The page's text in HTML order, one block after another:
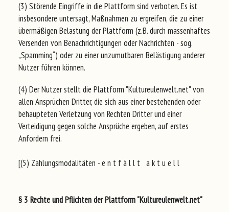
(3) Störende Eingriffe in die Plattform sind verboten. Es ist
insbesondere untersagt, Maßnahmen zu ergreifen, die zu einer
übermäßigen Belastung der Plattform (z.B. durch massenhaftes
Versenden von Benachrichtigungen oder Nachrichten - sog.
„Spamming“) oder zu einer unzumutbaren Belästigung anderer
Nutzer führen können.
(4) Der Nutzer stellt die Plattform "Kultureulenwelt.net" von
allen Ansprüchen Dritter, die sich aus einer bestehenden oder
behaupteten Verletzung von Rechten Dritter und einer
Verteidigung gegen solche Ansprüche ergeben, auf erstes
Anfordern frei.
[(5) Zahlungsmodalitäten - e n t f ä l l t a k t u e l l
§ 3 Rechte und Pflichten der Plattform "Kultureulenwelt.net"